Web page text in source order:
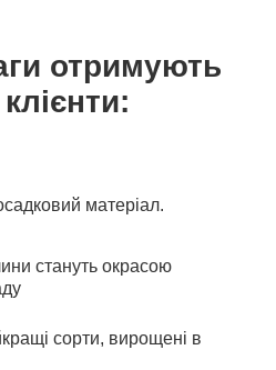
отримують
матеріал.
стануть окрасою
сорти, вирощені в